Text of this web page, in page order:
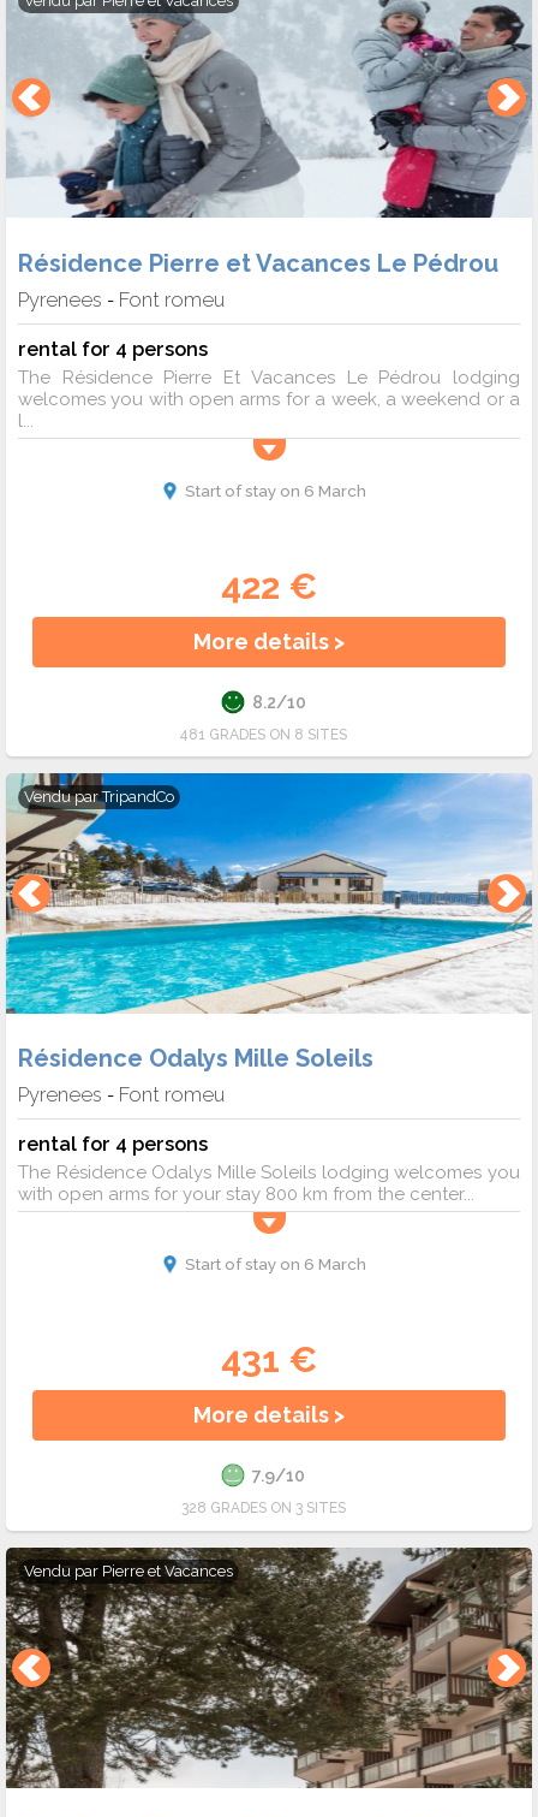
Résidence Pierre et Vacances Le Pédrou
Pyrenees - Font romeu
rental for 4 persons
The Résidence Pierre Et Vacances Le Pédrou lodging
welcomes you with open arms for a week, a weekend or a
l...
Start of stay on 6 March
422 €
More details >
8.2/10
481 GRADES ON 8 SITES
Vendu parTripandCo
Résidence Odalys Mille Soleils
Pyrenees - Font romeu
rental for 4 persons
The Résidence Odalys Mille Soleils lodging welcomes you
with open arms for your stay 800 km from the center...
Start of stay on 6 March
431 €
More details >
7.9/10
328 GRADES ON 3 SITES
Vendu par Pierre et Vacances